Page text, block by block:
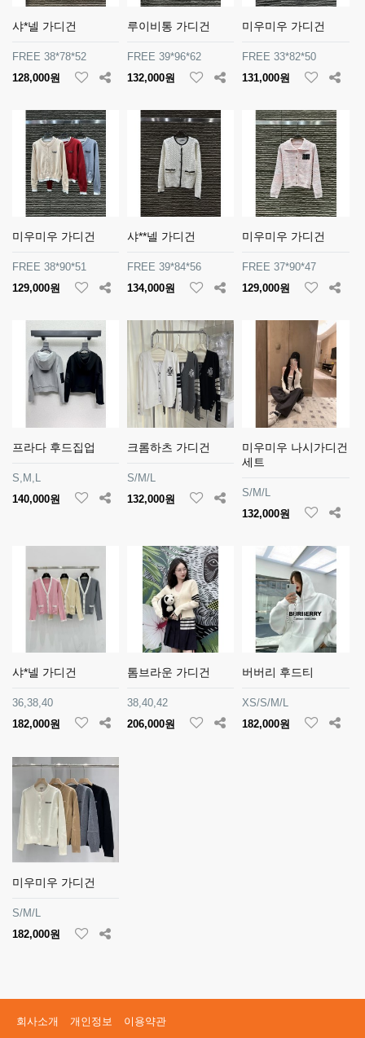
샤*넬 가디건
FREE 38*78*52
128,000원
루이비통 가디건
FREE 39*96*62
132,000원
미우미우 가디건
FREE 33*82*50
131,000원
미우미우 가디건
FREE 38*90*51
129,000원
샤**넬 가디건
FREE 39*84*56
134,000원
미우미우 가디건
FREE 37*90*47
129,000원
프라다 후드집업
S,M,L
140,000원
크롬하츠 가디건
S/M/L
132,000원
미우미우 나시가디건
세트
S/M/L
132,000원
샤*넬 가디건
36,38,40
182,000원
톰브라운 가디건
38,40,42
206,000원
버버리 후드티
XS/S/M/L
182,000원
미우미우 가디건
S/M/L
182,000원
회사소개 개인정보 이용약관